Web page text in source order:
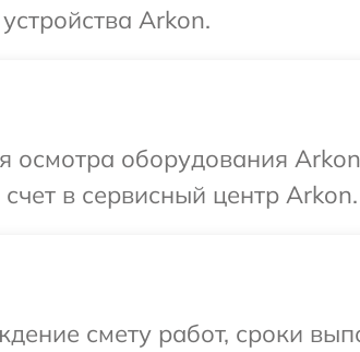
Arkon.
оборудования
в сервисный центр Arkon.
смету работ, сроки